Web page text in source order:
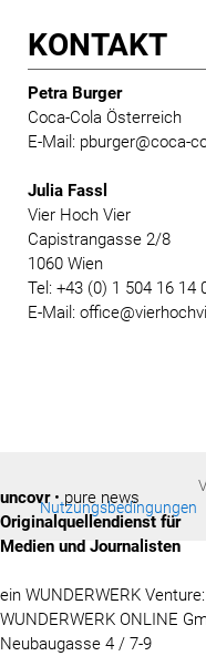
KONTAKT
Petra Burger
Coca-Cola Österreich
E-Mail: pburger@coca-
Julia Fassl
Vier Hoch Vier
Capistrangasse 2/8
1060 Wien
Tel: +43 (0) 1 504 16 14
E-Mail:
Nutzungsbedingungen
uncovr• pure news
Originalquellendienst für
Medien und Journalisten
ein WUNDERWERK Venture:
WUNDERWERK ONLINE
Neubaugasse 4 / 7-9